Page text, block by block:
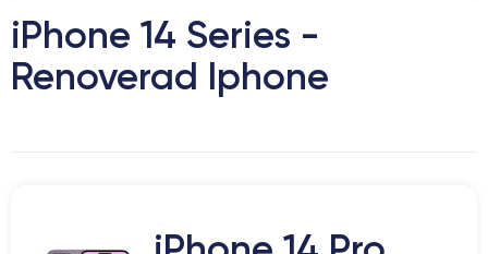
iPhone 14 Series -
Renoverad Iphone